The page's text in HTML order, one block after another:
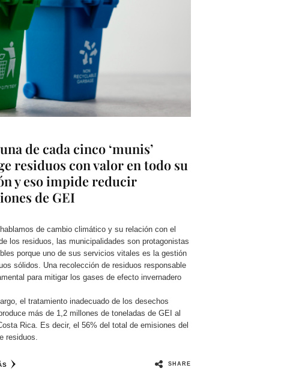
de cada cinco ‘munis’
residuos con valor en todo su
y eso impide reducir
de GEI
de cambio climático y su relación con el
los residuos, las municipalidades son protagonistas
porque uno de sus servicios vitales es la gestión
sólidos. Una recolección de residuos responsable
para mitigar los gases de efecto invernadero
el tratamiento inadecuado de los desechos
más de 1,2 millones de toneladas de GEI al
Rica. Es decir, el 56% del total de emisiones del
residuos.
SHARE